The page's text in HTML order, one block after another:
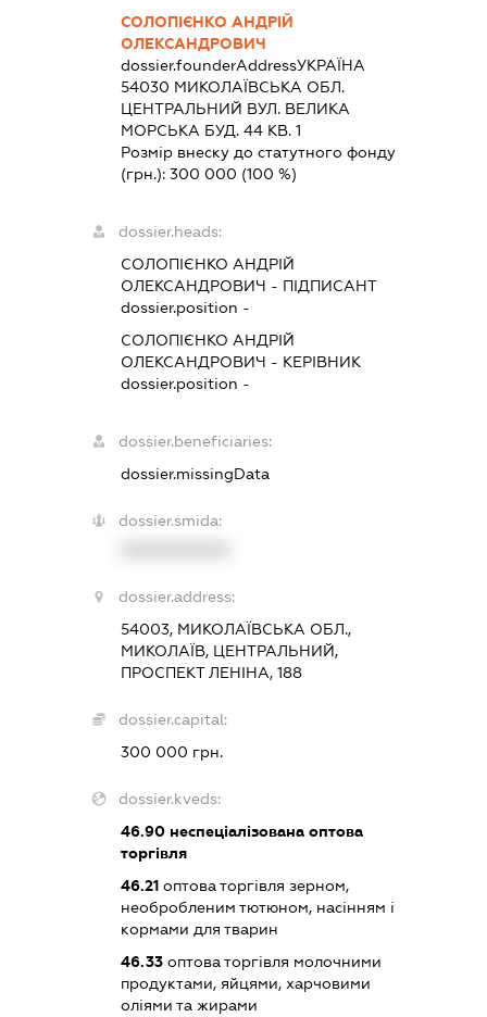
СОЛОПІЄНКО АНДРІЙ
ОЛЕКСАНДРОВИЧ
dossier.founderAddressУКРАЇНА
54030 МИКОЛАЇВСЬКА ОБЛ.
ЦЕНТРАЛЬНИЙ ВУЛ. ВЕЛИКА
МОРСЬКА БУД. 44 КВ. 1
Розмір внеску до статутного фонду
(грн.): 300 000 (100 %)
dossier.heads:
СОЛОПІЄНКО АНДРІЙ
ОЛЕКСАНДРОВИЧ - ПІДПИСАНТ
dossier.position -
СОЛОПІЄНКО АНДРІЙ
ОЛЕКСАНДРОВИЧ - КЕРІВНИК
dossier.position -
dossier.beneficiaries:
dossier.missingData
dossier.smida:
dossier.address:
54003, МИКОЛАЇВСЬКА ОБЛ.,
МИКОЛАЇВ, ЦЕНТРАЛЬНИЙ,
ПРОСПЕКТ ЛЕНІНА, 188
dossier.capital:
300 000 грн.
dossier.kveds:
46.90неспеціалізована оптова
торгівля
46.21оптова торгівля зерном,
необробленим тютюном, насінням і
кормами для тварин
46.33оптова торгівля молочними
продуктами, яйцями, харчовими
оліями та жирами